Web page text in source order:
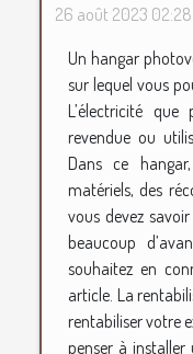
26 août 2023 02:28
Un hangar
sur lequel vous
L’électricité
revendue ou
Dans ce
matériels, des
vous devez
beaucoup
souhaitez en
article. La
rentabiliser votre
penser à